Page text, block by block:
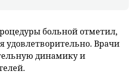
больной отметил,
удовлетворительно. Врачи
динамику и